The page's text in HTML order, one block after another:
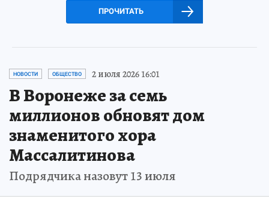
ПРОЧИТАТЬ
НОВОСТИ ОБЩЕСТВО 2 июля 2026 16:01
В Воронеже за семь
миллионов обновят дом
знаменитого хора
Массалитинова
Подрядчика назовут 13 июля